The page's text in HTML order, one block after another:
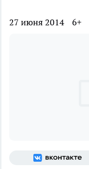
27 июня 2014 6+